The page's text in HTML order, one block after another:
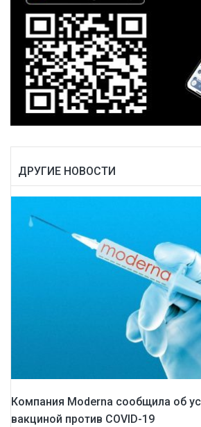
ДРУГИЕ НОВОСТИ
Компания Moderna сообщила об
вакциной против COVID-19